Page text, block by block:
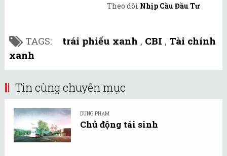
Theo dõi Nhịp Cầu Đầu Tư
TAGS: trái phiếu xanh , CBI , Tài chính
xanh
Tin cùng chuyên mục
DUNG PHẠM
Chủ động tái sinh